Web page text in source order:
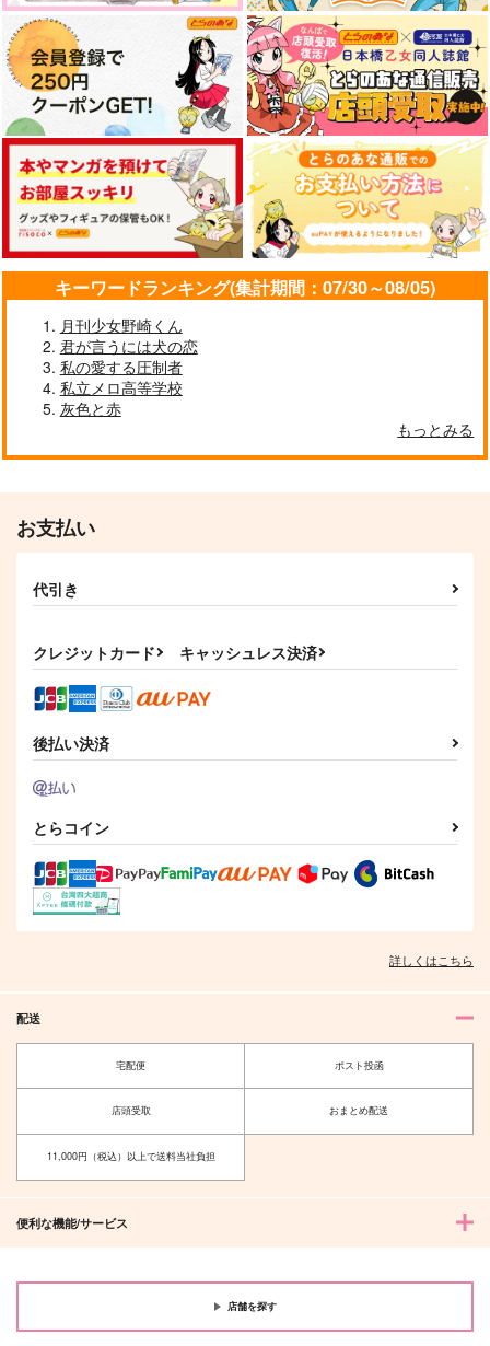
キーワードランキング(集計期間：07/30～08/05)
月刊少女野崎くん
君が言うには犬の恋
私の愛する圧制者
私立メロ高等学校
灰色と赤
もっとみる
お支払い
代引き
クレジットカード キャッシュレス決済
後払い決済
とらコイン
詳しくはこちら
配送
宅配便 ポスト投函
店頭受取 おまとめ配送
11,000円（税込）以上で送料当社負担
便利な機能/サービス
店舗を探す